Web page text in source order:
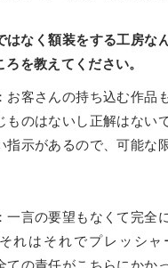
なく額装をする工房な
ろを教えてください。
：お客さんの持ち込む作品
ものはないし正解はない
指示があるので、可能な
：一言の要望もなくて完全
れはそれでプレッシャ
ての責任がこちらにかか